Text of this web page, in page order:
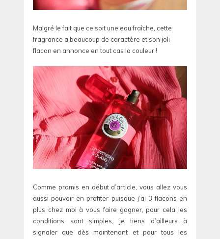
Malgré le fait que ce soit une eau fraîche, cette
fragrance a beaucoup de caractère et son joli
flacon en annonce en tout cas la couleur !
Comme promis en début d’article, vous allez vous
aussi pouvoir en profiter puisque j’ai 3 flacons en
plus chez moi à vous faire gagner, pour cela les
conditions sont simples, je tiens d’ailleurs à
signaler que dès maintenant et pour tous les